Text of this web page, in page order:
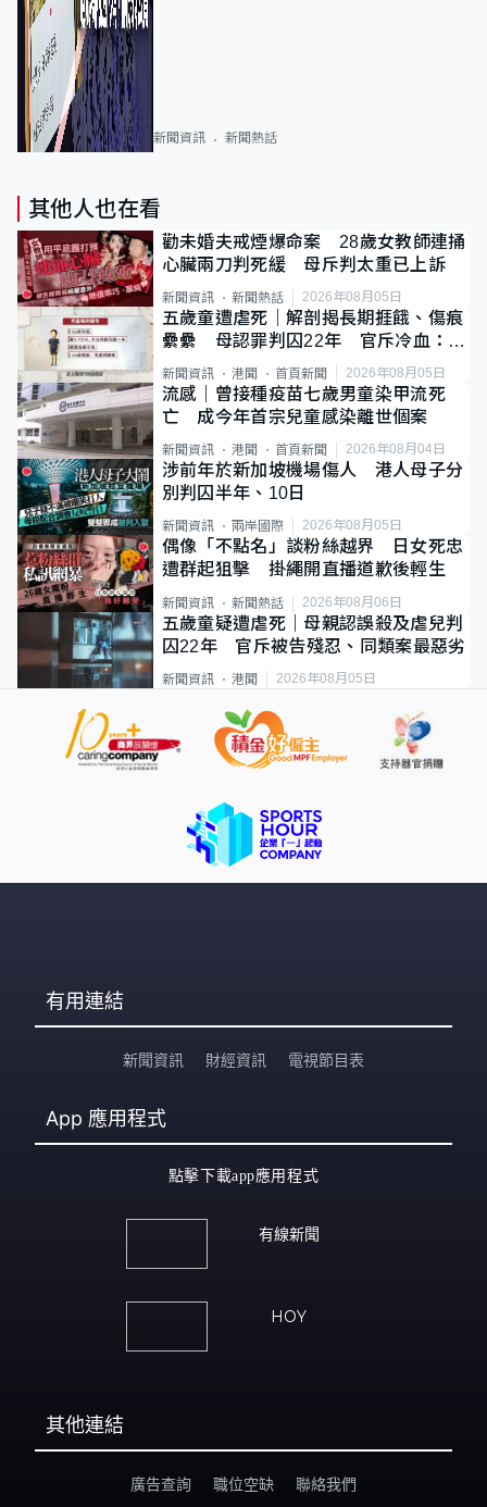
新聞資訊 新聞熱話
其他人也在看
勸未婚夫戒煙爆命案 28歲女教師連捅
心臟兩刀判死緩 母斥判太重已上訴
新聞資訊 新聞熱話 2026年08月05日
五歲童遭虐死｜解剖揭長期捱餓、傷痕
纍纍 母認罪判囚22年 官斥冷血：同
類案最惡劣
新聞資訊 港聞 首頁新聞 2026年08月05日
流感｜曾接種疫苗七歲男童染甲流死
亡 成今年首宗兒童感染離世個案
新聞資訊 港聞 首頁新聞 2026年08月04日
涉前年於新加坡機場傷人 港人母子分
別判囚半年、10日
新聞資訊 兩岸國際 2026年08月05日
偶像「不點名」談粉絲越界 日女死忠
遭群起狙擊 掛繩開直播道歉後輕生
新聞資訊 新聞熱話 2026年08月06日
五歲童疑遭虐死｜母親認誤殺及虐兒判
囚22年 官斥被告殘忍、同類案最惡劣
新聞資訊 港聞 2026年08月05日
有用連結
新聞資訊 財經資訊 電視節目表
App 應用程式
點擊下載app應用程式
有線新聞
HOY
其他連結
廣告查詢 職位空缺 聯絡我們